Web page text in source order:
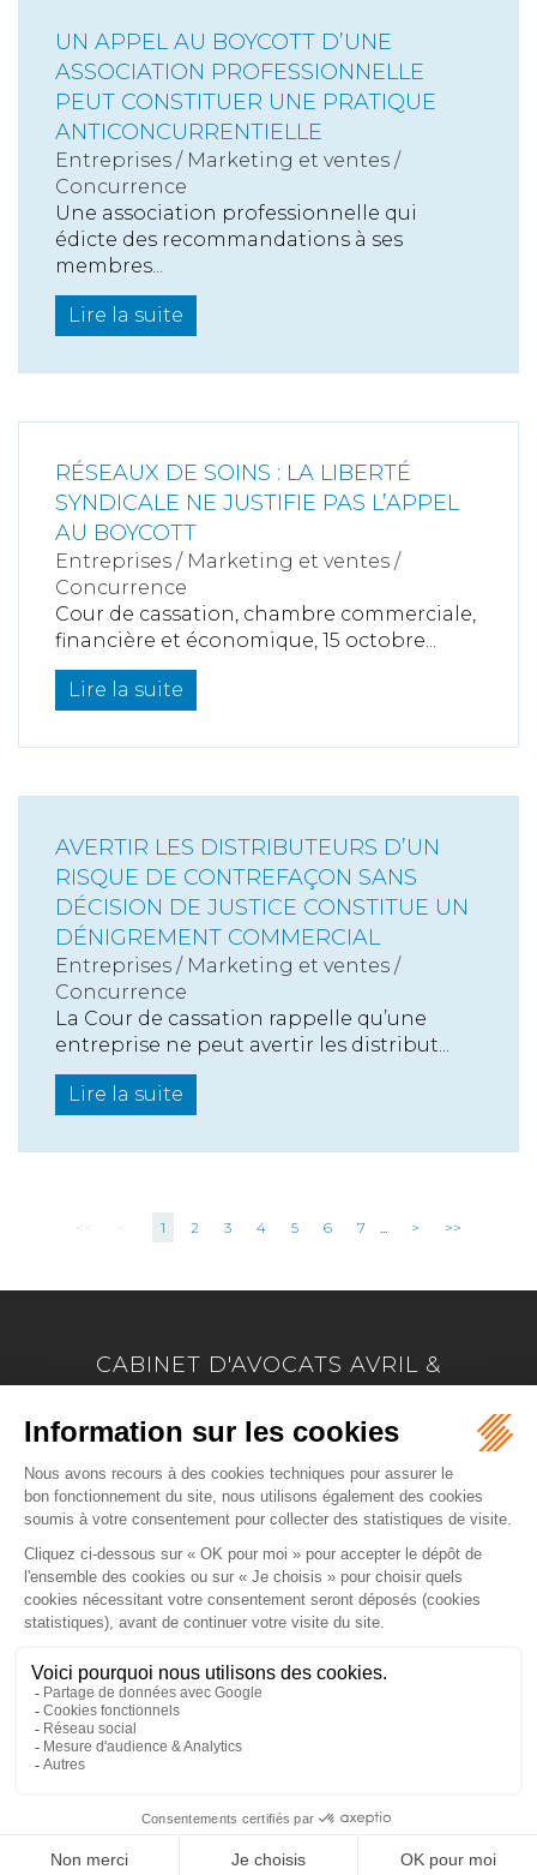
UN APPEL AU BOYCOTT D’UNE
ASSOCIATION PROFESSIONNELLE
PEUT CONSTITUER UNE PRATIQUE
ANTICONCURRENTIELLE
Entreprises / Marketing et ventes /
Concurrence
Une association professionnelle qui
édicte des recommandations à ses
membres...
Lire la suite
RÉSEAUX DE SOINS : LA LIBERTÉ
SYNDICALE NE JUSTIFIE PAS L’APPEL
AU BOYCOTT
Entreprises / Marketing et ventes /
Concurrence
Cour de cassation, chambre commerciale,
financière et économique, 15 octobre...
Lire la suite
AVERTIR LES DISTRIBUTEURS D’UN
RISQUE DE CONTREFAÇON SANS
DÉCISION DE JUSTICE CONSTITUE UN
DÉNIGREMENT COMMERCIAL
Entreprises / Marketing et ventes /
Concurrence
La Cour de cassation rappelle qu’une
entreprise ne peut avertir les distribut...
Lire la suite
1 2 3 4 5 6 7 ... > >>
CABINET D'AVOCATS AVRIL &
22042 SAINT BRIEUC
Tél :02 96 33 60 24-Fax :02 96 33 74 66
NOUS LOCALISER
ACCUEIL PRÉSENTATION